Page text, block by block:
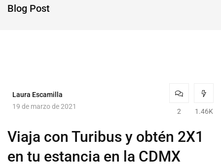
Blog Post
Laura Escamilla
19 de marzo de 2021
2 1.46K
Viaja con Turibus y obtén 2X1
en tu estancia en la CDMX